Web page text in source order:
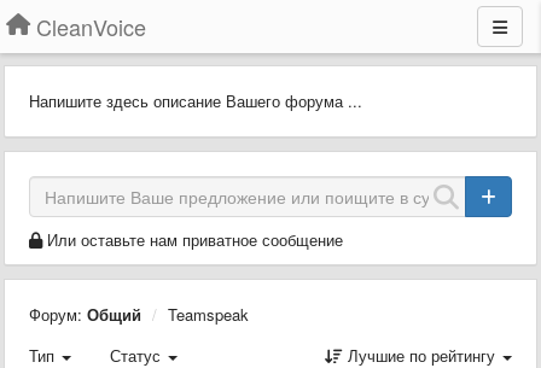
CleanVoice
Напишите здесь описание Вашего форума ...
Или оставьте нам приватное сообщение
Форум: Общий
Teamspeak
Тип
Статус Лучшие по рейтингу